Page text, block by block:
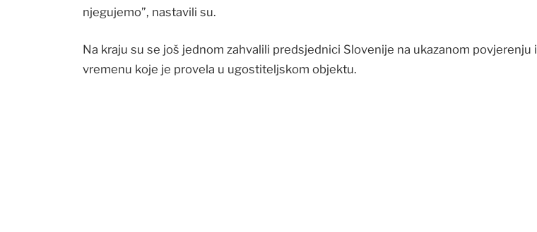
njegujemo”, nastavili su.
Na kraju su se još jednom zahvalili predsjednici Slovenije na ukazanom povjerenju i
vremenu koje je provela u ugostiteljskom objektu.